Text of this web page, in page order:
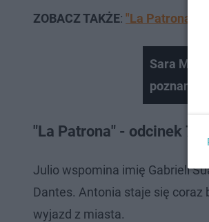
ZOBACZ TAKŻE: "La Patrona" -
Sara
poznania!
"La Patrona" - odcinek
Julio wspomina imię Gabrieli
Dantes. Antonia staje się
wyjazd z miasta.